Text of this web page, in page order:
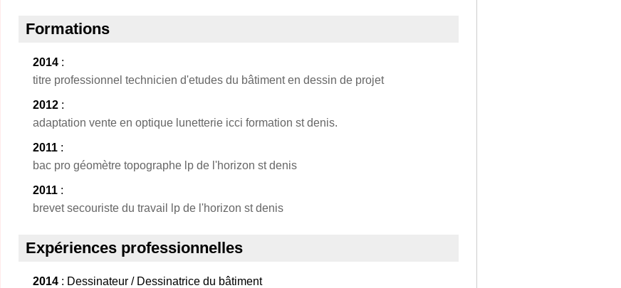
Formations
2014 :
titre professionnel technicien d'etudes du bâtiment en dessin de projet
2012 :
adaptation vente en optique lunetterie icci formation st denis.
2011 :
bac pro géomètre topographe lp de l'horizon st denis
2011 :
brevet secouriste du travail lp de l'horizon st denis
Expériences professionnelles
2014 : Dessinateur / Dessinatrice du bâtiment